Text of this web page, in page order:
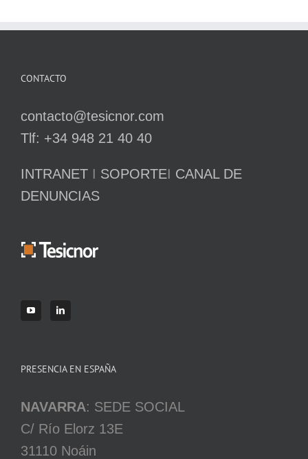
CONTACTO
contacto@tesicnor.com
Tlf: +34 948 21 40 40
INTRANET I SOPORTEI CANAL DE
DENUNCIAS
PRESENCIA EN ESPAÑA
NAVARRA: SEDE SOCIAL
C/ Río Elorz 13E
31110 Noáin